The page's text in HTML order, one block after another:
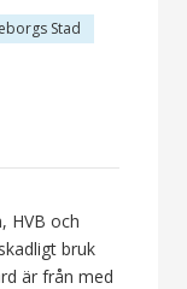
Stad
HVB och
bruk
är från med